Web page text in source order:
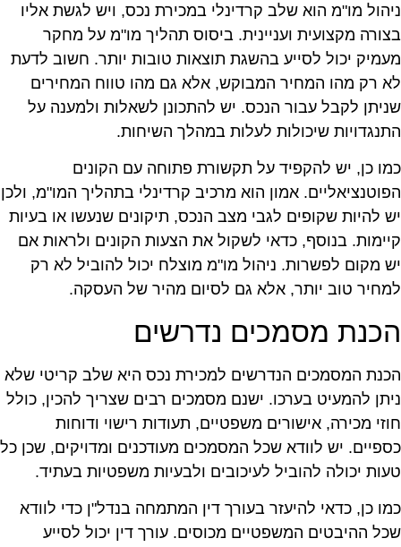
מו"מ הוא שלב קרדינלי במכירת נכס, ויש לגשת אליו
מקצועית ועניינית. ביסוס תהליך מו"מ על מחקר
יכול לסייע בהשגת תוצאות טובות יותר. חשוב לדעת
רק מהו המחיר המבוקש, אלא גם מהו טווח המחירים
לקבל עבור הנכס. יש להתכונן לשאלות ולמענה על
שיכולות לעלות במהלך השיחות.
כן, יש להקפיד על תקשורת פתוחה עם הקונים
אמון הוא מרכיב קרדינלי בתהליך המו"מ, ולכן
להיות שקופים לגבי מצב הנכס, תיקונים שנעשו או בעיות
בנוסף, כדאי לשקול את הצעות הקונים ולראות אם
מקום לפשרות. ניהול מו"מ מוצלח יכול להוביל לא רק
טוב יותר, אלא גם לסיום מהיר של העסקה.
מסמכים נדרשים
המסמכים הנדרשים למכירת נכס היא שלב קריטי שלא
להמעיט בערכו. ישנם מסמכים רבים שצריך להכין, כולל
מכירה, אישורים משפטיים, תעודות רישוי ודוחות
יש לוודא שכל המסמכים מעודכנים ומדויקים, שכן כל
יכולה להוביל לעיכובים ולבעיות משפטיות בעתיד.
כן, כדאי להיעזר בעורך דין המתמחה בנדל"ן כדי לוודא
ההיבטים המשפטיים מכוסים. עורך דין יכול לסייע